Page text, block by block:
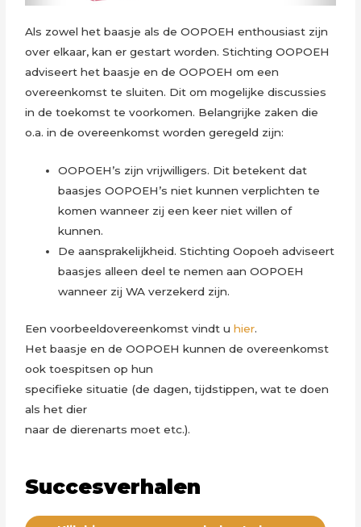
Als zowel het baasje als de OOPOEH enthousiast zijn
over elkaar, kan er gestart worden. Stichting OOPOEH
adviseert het baasje en de OOPOEH om een
overeenkomst te sluiten. Dit om mogelijke discussies
in de toekomst te voorkomen. Belangrijke zaken die
o.a. in de overeenkomst worden geregeld zijn:
OOPOEH’s zijn vrijwilligers. Dit betekent dat
baasjes OOPOEH’s niet kunnen verplichten te
komen wanneer zij een keer niet willen of
kunnen.
De aansprakelijkheid. Stichting Oopoeh adviseert
baasjes alleen deel te nemen aan OOPOEH
wanneer zij WA verzekerd zijn.
Een voorbeeldovereenkomst vindt uhier.
Het baasje en de OOPOEH kunnen de overeenkomst
ook toespitsen op hun
specifieke situatie (de dagen, tijdstippen, wat te doen
als het dier
naar de dierenarts moet etc.).
Succesverhalen